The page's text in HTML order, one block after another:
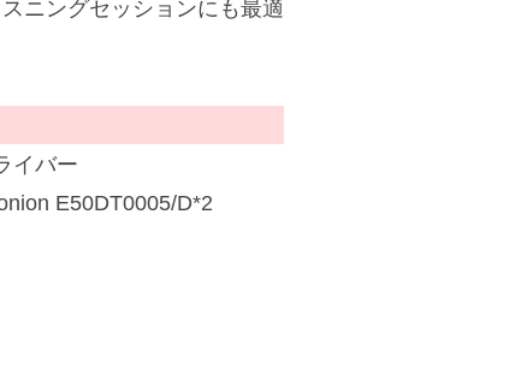
ニングセッションにも最適
イバー
E50DT0005/D*2